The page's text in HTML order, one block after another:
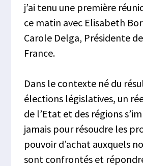
j’ai tenu une première
ce matin avec Elisabeth
Carole Delga, Présidente
France.
Dans le contexte né du
élections législatives, un
de l’Etat et des régions
jamais pour résoudre les
pouvoir d’achat auxquels
sont confrontés et